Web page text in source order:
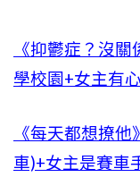
《抑鬱症？沒
學校園+女主有
《每天都想撩
車)+女主是賽車